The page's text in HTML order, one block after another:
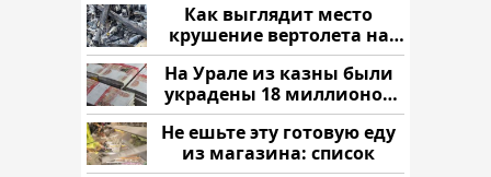
Как выглядит место
крушение вертолета на
Кавказе: смотреть
На Урале из казны были
украдены 18 миллионов
рублей
Не ешьте эту готовую еду
из магазина: список